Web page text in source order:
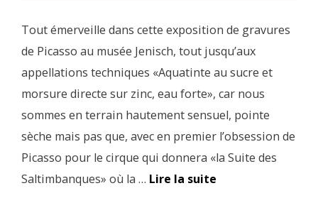
Tout émerveille dans cette exposition de gravures
de Picasso au musée Jenisch, tout jusqu’aux
appellations techniques «Aquatinte au sucre et
morsure directe sur zinc, eau forte», car nous
sommes en terrain hautement sensuel, pointe
sèche mais pas que, avec en premier l’obsession de
Picasso pour le cirque qui donnera «la Suite des
Saltimbanques» où la … Lire la suite